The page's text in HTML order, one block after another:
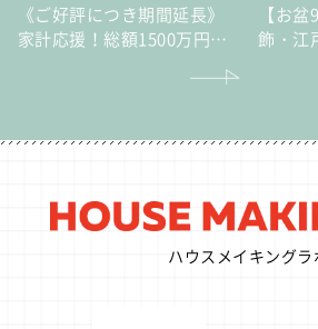
《ご好評につき期間延長》
家計応援！総額1500万円還
ブ・ザ・イヤー2025受賞記
【お
飾・江
完成
ハウスメイキングラ